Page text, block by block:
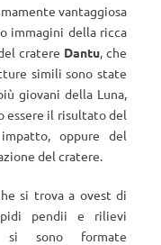
vantaggiosa
immagini della ricca
cratere Dantu, che
simili sono state
giovani della Luna,
essere il risultato del
oppure del
del cratere.
si trova a ovest di
pendii e rilievi
si sono formate